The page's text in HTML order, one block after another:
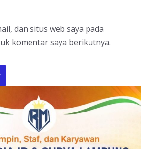
dan situs web saya pada
komentar saya berikutnya.